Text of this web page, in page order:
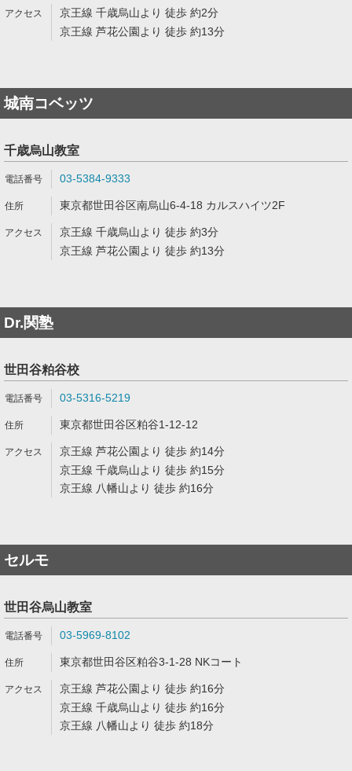
京王線 千歳烏山より 徒歩 約2分
京王線 芦花公園より 徒歩 約13分
城南コベッツ
千歳烏山教室
03-5384-9333
東京都世田谷区南烏山6-4-18 カルスハイツ2F
京王線 千歳烏山より 徒歩 約3分
京王線 芦花公園より 徒歩 約13分
Dr.関塾
世田谷粕谷校
03-5316-5219
東京都世田谷区粕谷1-12-12
京王線 芦花公園より 徒歩 約14分
京王線 千歳烏山より 徒歩 約15分
京王線 八幡山より 徒歩 約16分
セルモ
世田谷烏山教室
03-5969-8102
東京都世田谷区粕谷3-1-28 NKコート
京王線 芦花公園より 徒歩 約16分
京王線 千歳烏山より 徒歩 約16分
京王線 八幡山より 徒歩 約18分